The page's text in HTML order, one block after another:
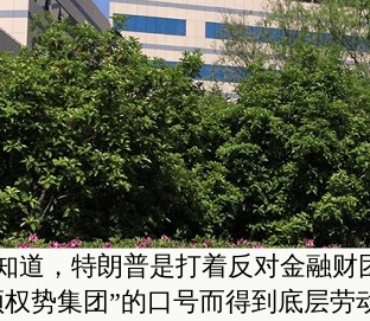
，特朗普是打着反对金融财
势集团”的口号而得到底层劳